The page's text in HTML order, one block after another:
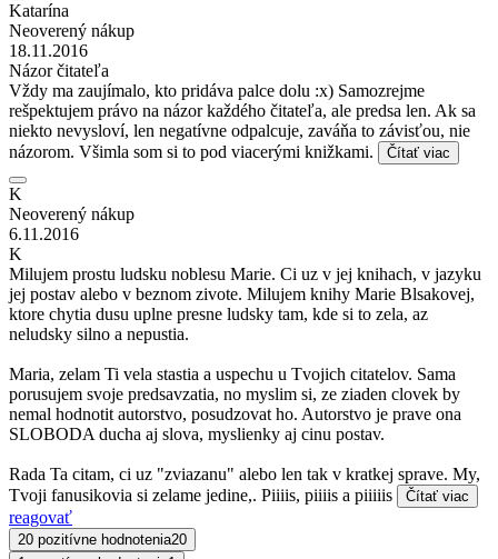
Katarína
Neoverený nákup
18.11.2016
Názor čitateľa
Vždy ma zaujímalo, kto pridáva palce dolu :x) Samozrejme
rešpektujem právo na názor každého čitateľa, ale predsa len. Ak sa
niekto nevysloví, len negatívne odpalcuje, zaváňa to závisťou, nie
názorom. Všimla som si to pod viacerými knižkami.
Čítať viac
K
Neoverený nákup
6.11.2016
K
Milujem prostu ludsku noblesu Marie. Ci uz v jej knihach, v jazyku
jej postav alebo v beznom zivote. Milujem knihy Marie Blsakovej,
ktore chytia dusu uplne presne ludsky tam, kde si to zela, az
neludsky silno a nepustia.
Maria, zelam Ti vela stastia a uspechu u Tvojich citatelov. Sama
porusujem svoje predsavzatia, no myslim si, ze ziaden clovek by
nemal hodnotit autorstvo, posudzovat ho. Autorstvo je prave ona
SLOBODA ducha aj slova, myslienky aj cinu postav.
Rada Ta citam, ci uz "zviazanu" alebo len tak v kratkej sprave. My,
Tvoji fanusikovia si zelame jedine,. Piiiis, piiiis a piiiiis
Čítať viac
reagovať
20 pozitívne hodnotenia20